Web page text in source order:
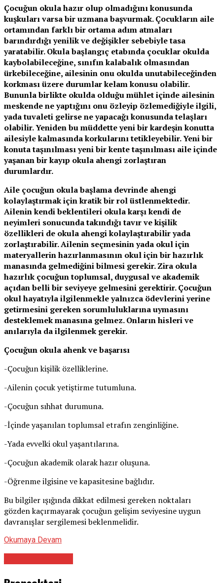
Çocuğun okula hazır olup olmadığını konusunda
kuşkuları varsa bir uzmana başvurmak. Çocukların aile
ortamından farklı bir ortama adım atmaları
barındırdığı yenilik ve değişikler sebebiyle tasa
yaratabilir. Okula başlangıç etabında çocuklar okulda
kaybolabileceğine, sınıfın kalabalık olmasından
ürkebileceğine, ailesinin onu okulda unutabileceğinden
korkması üzere durumlar kelam konusu olabilir.
Bununla birlikte okulda olduğu mühlet içinde ailesinin
meskende ne yaptığını onu özleyip özlemediğiyle ilgili,
yada tuvaleti gelirse ne yapacağı konusunda telaşları
olabilir. Yeniden bu müddette yeni bir kardeşin konutta
ailesiyle kalmasında korkularını tetikleyebilir. Yeni bir
konuta taşınılması yeni bir kente taşınılması aile içinde
yaşanan bir kayıp okula ahengi zorlaştıran
durumlardır.
Aile çocuğun okula başlama devrinde ahengi
kolaylaştırmak için kratik bir rol üstlenmektedir.
Ailenin kendi beklentileri okula karşı kendi de
neyimleri sonucunda takındığı tavır ve kişilik
özellikleri de okula ahengi kolaylaştırabilir yada
zorlaştırabilir. Ailenin seçmesinin yada okul için
materyallerin hazırlanmasının okul için bir hazırlık
manasında gelmediğini bilmesi gerekir. Zira okula
hazırlık çocuğun toplumsal, duygusal ve akademik
açıdan belli bir seviyeye gelmesini gerektirir. Çocuğun
okul hayatıyla ilgilenmekle yalnızca ödevlerini yerine
getirmesini gereken sorumluluklarına uymasını
desteklemek manasına gelmez. Onların hisleri ve
anılarıyla da ilgilenmek gerekir.
Çocuğun okula ahenk ve başarısı
-Çocuğun kişilik özelliklerine.
-Ailenin çocuk yetiştirme tutumluna.
-Çocuğun sıhhat durumuna.
-İçinde yaşanılan toplumsal etrafın zenginliğine.
-Yada evvelki okul yaşantılarına.
-Çocuğun akademik olarak hazır oluşuna.
-Öğrenme ilgisine ve kapasitesine bağlıdır.
Bu bilgiler ışığında dikkat edilmesi gereken noktaları
gözden kaçırmayarak çocuğun gelişim seviyesine uygun
davranışlar sergilemesi beklenmelidir.
Okumaya Devam